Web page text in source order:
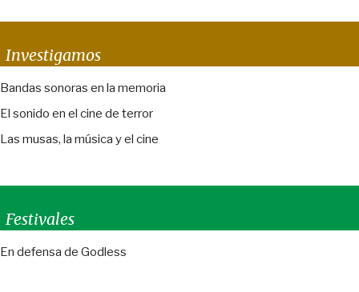
Investigamos
Bandas sonoras en la memoria
El sonido en el cine de terror
Las musas, la música y el cine
Festivales
En defensa de Godless